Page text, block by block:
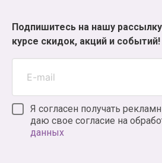
Подпишитесь на нашу
курсе скидок, акций и событий!
Я согласен получать
даю свое согласие на
данных